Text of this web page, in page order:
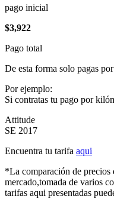
pago inicial
$3,922
Pago total
De esta forma solo pagas
Por ejemplo:
Si contratas tu pago por
Attitude
SE 2017
Encuentra tu tarifa aqui
*La comparación de precios
mercado,tomada de varios
tarifas aqui presentadas